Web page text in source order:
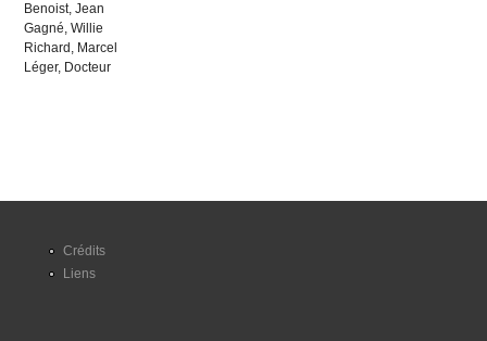
Benoist, Jean
Gagné, Willie
Richard, Marcel
Léger, Docteur
Crédits
Liens